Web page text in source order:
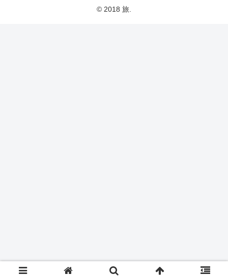
© 2018 旅.